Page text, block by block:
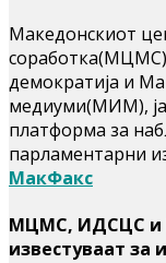
Македонскиот
демократија и
медиуми(МИМ), ја
платформа за
парламентарни
МакФакс
МЦМС, ИДСЦС и
известуваат за